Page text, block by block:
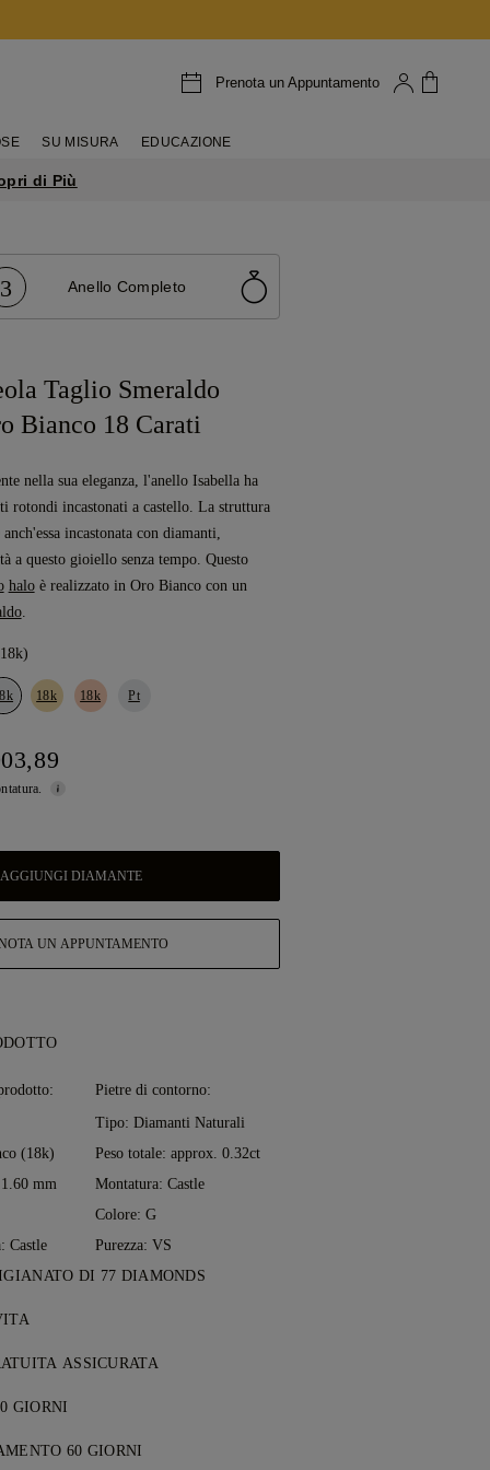
Prenota un Appuntamento
SU MISURA EDUCAZIONE
di Più
3 Anello Completo
Taglio Smeraldo
Bianco 18 Carati
nella sua eleganza, l'anello Isabella ha
rotondi incastonati a castello. La struttura
incastonata con diamanti,
a questo gioiello senza tempo. Questo
haloè realizzato in Oro Bianco con un
.
18k 18k Pt
AGGIUNGI DIAMANTE
UN APPUNTAMENTO
(18k)
mm
Castle
Pietre di contorno:
Tipo: Diamanti Naturali
Peso totale: approx. 0.32ct
Montatura: Castle
Colore: G
Purezza: VS
DI 77 DIAMONDS
prende forma, un gioiello alla volta,
da 77 Diamonds ricevi una garanzia
effettuate gratuitamente. Consulta i
ASSICURATA
sono gratuite,
rischi e completamente assicurato
GIORNI
soddisfatto, puoi restituire o
60 GIORNI